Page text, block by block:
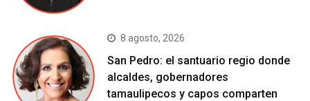
8 agosto, 2026
San Pedro: el santuario regio donde
alcaldes, gobernadores
tamaulipecos y capos comparten